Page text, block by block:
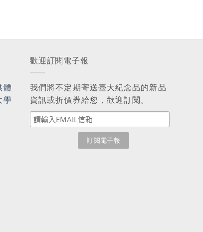
體
學
歡迎訂閱電子報
我們將不定期寄送臺大紀念品的新品
資訊或折價券給您，歡迎訂閱。